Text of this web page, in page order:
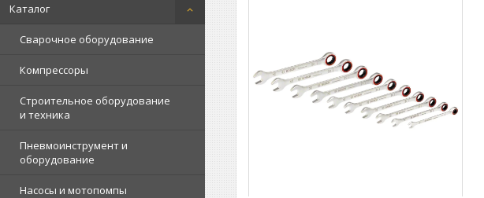
Каталог
Сварочное оборудование
Компрессоры
Строительное оборудование
и техника
Пневмоинструмент и
оборудование
Насосы и мотопомпы